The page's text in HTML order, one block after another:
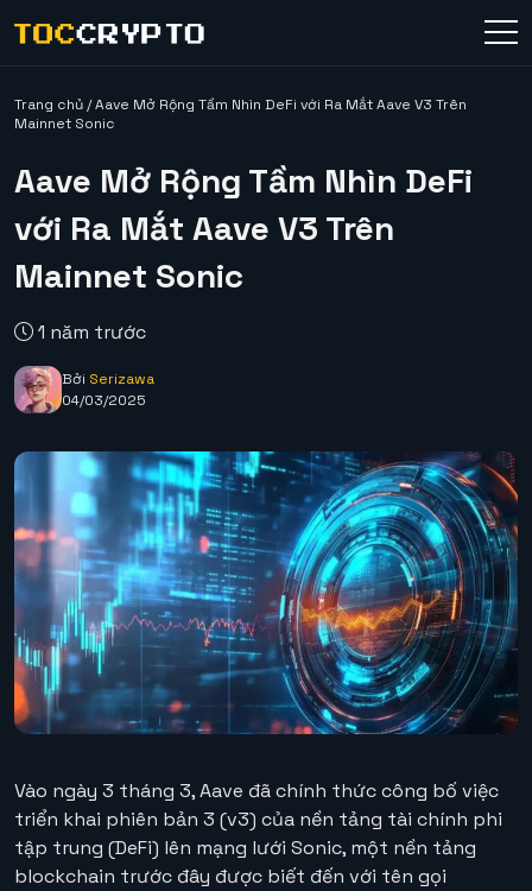
Trang chủ/Aave Mở Rộng Tầm Nhìn DeFi với Ra Mắt Aave V3 Trên
Mainnet Sonic
Aave Mở Rộng Tầm Nhìn DeFi
với Ra Mắt Aave V3 Trên
Mainnet Sonic
1 năm trước
Bởi Serizawa
04/03/2025
Vào ngày 3 tháng 3, Aave đã chính thức công bố việc
triển khai phiên bản 3 (v3) của nền tảng tài chính phi
tập trung (DeFi) lên mạng lưới Sonic, một nền tảng
blockchain trước đây được biết đến với tên gọi